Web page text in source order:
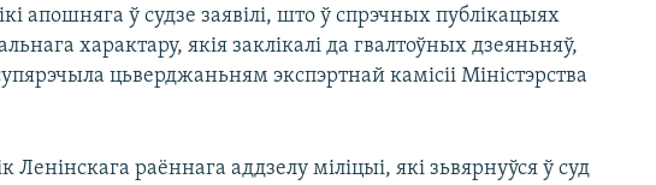
апошняга ў судзе заявілі, што ў спрэчных публікацыях
характару, якія заклікалі да гвалтоўных дзеяньняў,
цьверджаньням экспэртнай камісіі Міністэрства
Ленінскага раённага аддзелу міліцыі, які зьвярнуўся ў суд